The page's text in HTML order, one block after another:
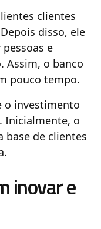
clientes
disso, ele
e
Assim, o banco
pouco tempo.
o investimento
Inicialmente, o
base de clientes
inovar e